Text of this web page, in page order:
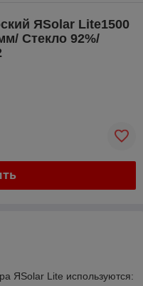
ЯSolar Lite1500
Стекло 92%/
ЯSolar Lite используются: